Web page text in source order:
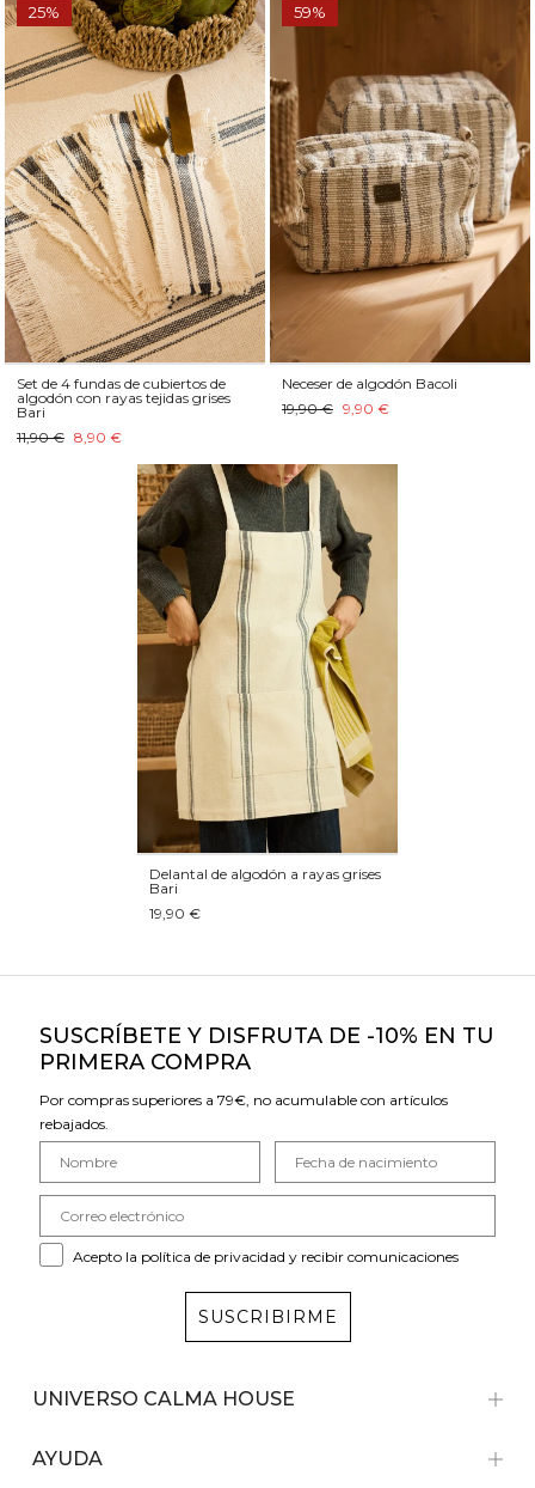
25%
Set de 4 fundas de cubiertos de
algodón con rayas tejidas grises
Bari
11,90 € 8,90 €
59%
Neceser de algodón Bacoli
19,90 € 9,90 €
Delantal de algodón a rayas grises
Bari
19,90 €
SUSCRÍBETE Y DISFRUTA DE -10% EN TU
PRIMERA COMPRA
Por compras superiores a 79€, no acumulable con artículos
rebajados.
Acepto la política de privacidad y recibir comunicaciones
SUSCRIBIRME
UNIVERSO CALMA HOUSE
AYUDA